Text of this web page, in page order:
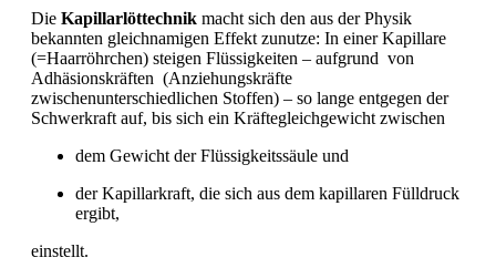
Die Kapillarlöttechnik macht sich den aus der Physik
bekannten gleichnamigen Effekt zunutze: In einer Kapillare
(=Haarröhrchen) steigen Flüssigkeiten – aufgrund von
Adhäsionskräften (Anziehungskräfte
zwischenunterschiedlichen Stoffen) – so lange entgegen der
Schwerkraft auf, bis sich ein Kräftegleichgewicht zwischen
dem Gewicht der Flüssigkeitssäule und
der Kapillarkraft, die sich aus dem kapillaren Fülldruck
ergibt,
einstellt.